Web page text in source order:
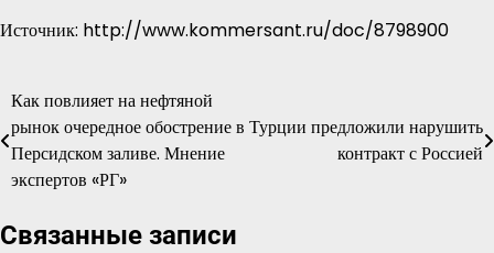
Источник: http://www.kommersant.ru/doc/8798900
Навигация
по
записям
Как повлияет на нефтяной
рынок очередное обострение в
Персидском заливе. Мнение
экспертов «РГ»
Турции предложили нарушить
контракт с Россией
Связанные записи